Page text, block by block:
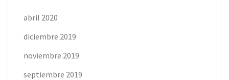
abril 2020
diciembre 2019
noviembre 2019
septiembre 2019